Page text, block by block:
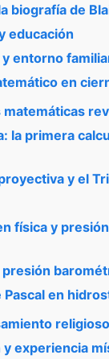
biografía de
educación
entorno
en
la primera
y el
física y presión
presión
Pascal en
experiencia